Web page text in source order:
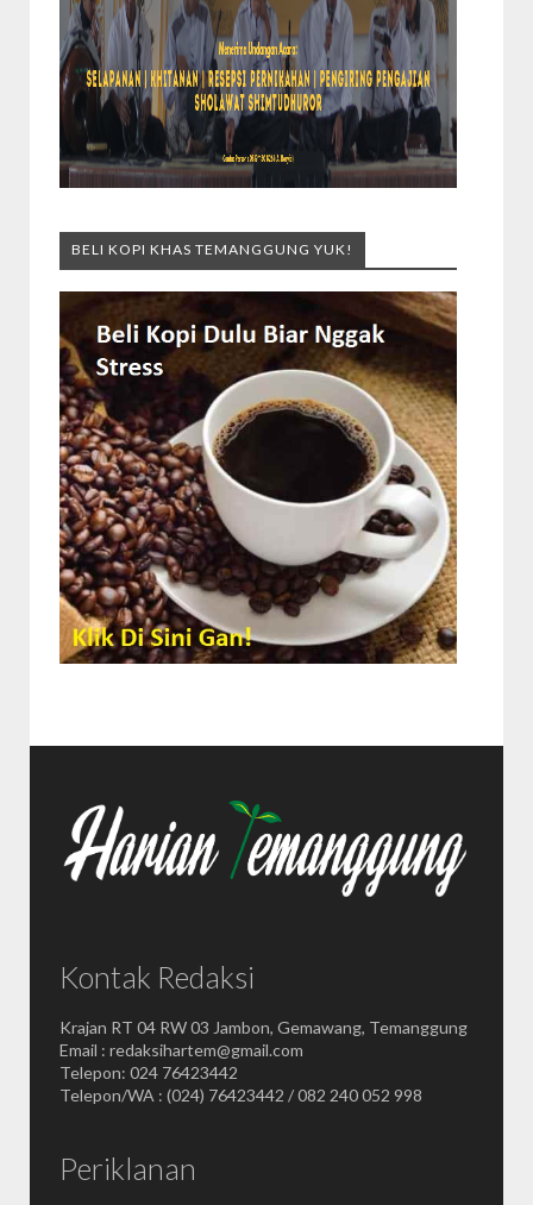
BELI KOPI KHAS TEMANGGUNG YUK!
Kontak Redaksi
Krajan RT 04 RW 03 Jambon, Gemawang, Temanggung
Email : redaksihartem@gmail.com
Telepon: 024 76423442
Telepon/WA : (024) 76423442 / 082 240 052 998
Periklanan